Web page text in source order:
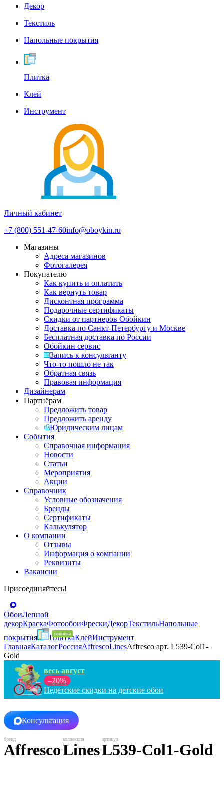
Декор
Текстиль
Напольные покрытия
Плитка
Клей
Инструмент
Личный кабинет
+7 (800) 551-47-60info@oboykin.ru
Магазины
Адреса магазинов
Фотогалерея
Покупателю
Как купить и оплатить
Как вернуть товар
Дисконтная программа
Подарочные сертификаты
Скидки от партнеров Обойкин
Доставка по Санкт-Петербургу и Москве
Бесплатная доставка по России
Обойкин сервис
Запись к консультанту
Что-то пошло не так
Обратная связь
Правовая информация
Дизайнерам
Партнёрам
Предложить товар
Предложить аренду
Юридическим лицам
События
Справочная информация
Новости
Статьи
Мероприятия
Акции
Справочник
Условные обозначения
Бренды
Сертификаты
Калькулятор
О компании
Отзывы
Информация о компании
Реквизиты
Вакансии
Присоединяйтесь!
ОбоиЛепной
декорКраскаФотообоиФрескиДекорТекстильНапольные
покрытия
ПлиткаКлейИнструмент
ГлавнаяКаталогРоссияAffrescoLinesAffresco арт. L539-Col1-
Gold
весь август
–20%
Недетские скидки на детские обои
Консультация
AffrescoLinesL539-Col1-Gold